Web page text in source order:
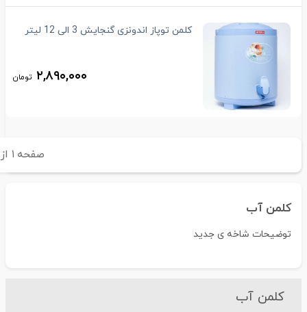
کلمن توپاز اندونزی گنجایش 3 الی 12 لیتر
۲,۸۹۰,۰۰۰ تومان
صفحه ۱ از ۱
کلمن آب
توضیحات شاخه ی جدید
کلمن آب